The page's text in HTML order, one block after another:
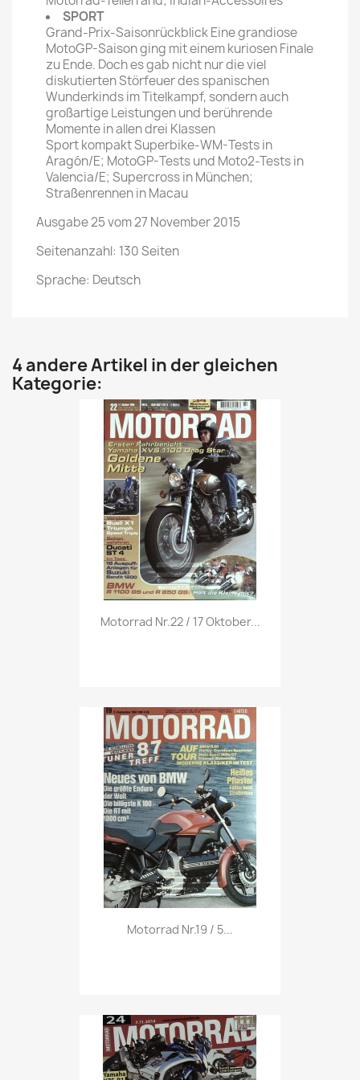
SPORT
Grand-Prix-Saisonrückblick Eine grandiose
MotoGP-Saison ging mit einem kuriosen Finale
zu Ende. Doch es gab nicht nur die viel
diskutierten Störfeuer des spanischen
Wunderkinds im Titelkampf, sondern auch
großartige Leistungen und berührende
Momente in allen drei Klassen
Sport kompakt Superbike-WM-Tests in
Aragón/E; MotoGP-Tests und Moto2-Tests in
Valencia/E; Supercross in München;
Straßenrennen in Macau
Ausgabe 25 vom 27 November 2015
Seitenanzahl: 130 Seiten
Sprache: Deutsch
4 andere Artikel in der gleichen
Kategorie:
Vorschau
Motorrad Nr.22 / 17 Oktober...
Vorschau
Motorrad Nr.19 / 5...